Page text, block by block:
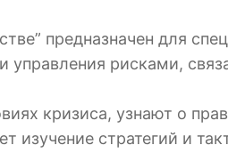
предназначен для
рисками,
кризиса, узнают о
изучение стратегий и